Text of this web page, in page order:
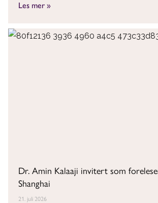
Les mer »
Dr. Amin Kalaaji invitert som
Shanghai
21. juli 2026